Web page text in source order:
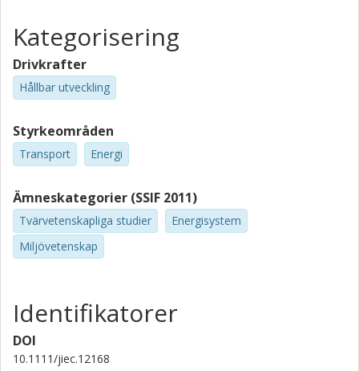
Kategorisering
Drivkrafter
Hållbar utveckling
Styrkeområden
Transport Energi
Ämneskategorier (SSIF 2011)
Tvärvetenskapliga studier
Energisystem
Miljövetenskap
Identifikatorer
DOI
10.1111/jiec.12168